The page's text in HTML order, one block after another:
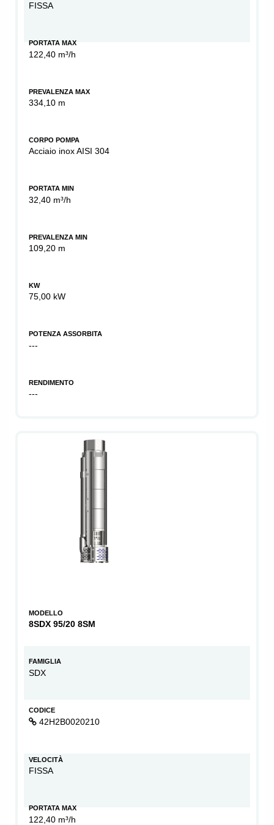
FISSA
PORTATA MAX
122,40 m³/h
PREVALENZA MAX
334,10 m
CORPO POMPA
Acciaio inox AISI 304
PORTATA MIN
32,40 m³/h
PREVALENZA MIN
109,20 m
KW
75,00 kW
POTENZA ASSORBITA
---
RENDIMENTO
---
MODELLO
8SDX 95/20 8SM
FAMIGLIA
SDX
CODICE
42H2B0020210
VELOCITÀ
FISSA
PORTATA MAX
122,40 m³/h